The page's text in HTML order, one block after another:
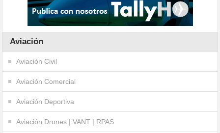
Aviación
Aviación Civil
Aviación Comercial
Aviación Deportiva
Aviación Drones | VANT | RPAS